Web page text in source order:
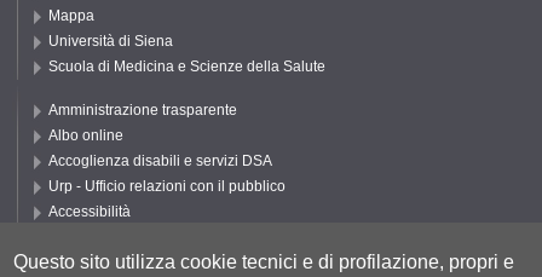
Mappa
Università di Siena
Scuola di Medicina e Scienze della Salute
Amministrazione trasparente
Albo online
Accoglienza disabili e servizi DSA
Urp - Ufficio relazioni con il pubblico
Accessibilità
Cookie settings
Questo sito utilizza cookie tecnici e di profilazione, propri e